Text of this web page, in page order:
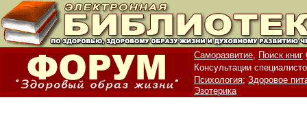
Саморазвитие, Поиск книг
Консультации
Психология; Здоровое
Эзотерика